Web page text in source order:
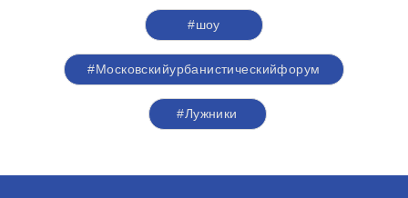
#шоу
#Московскийурбанистическийфорум
#Лужники